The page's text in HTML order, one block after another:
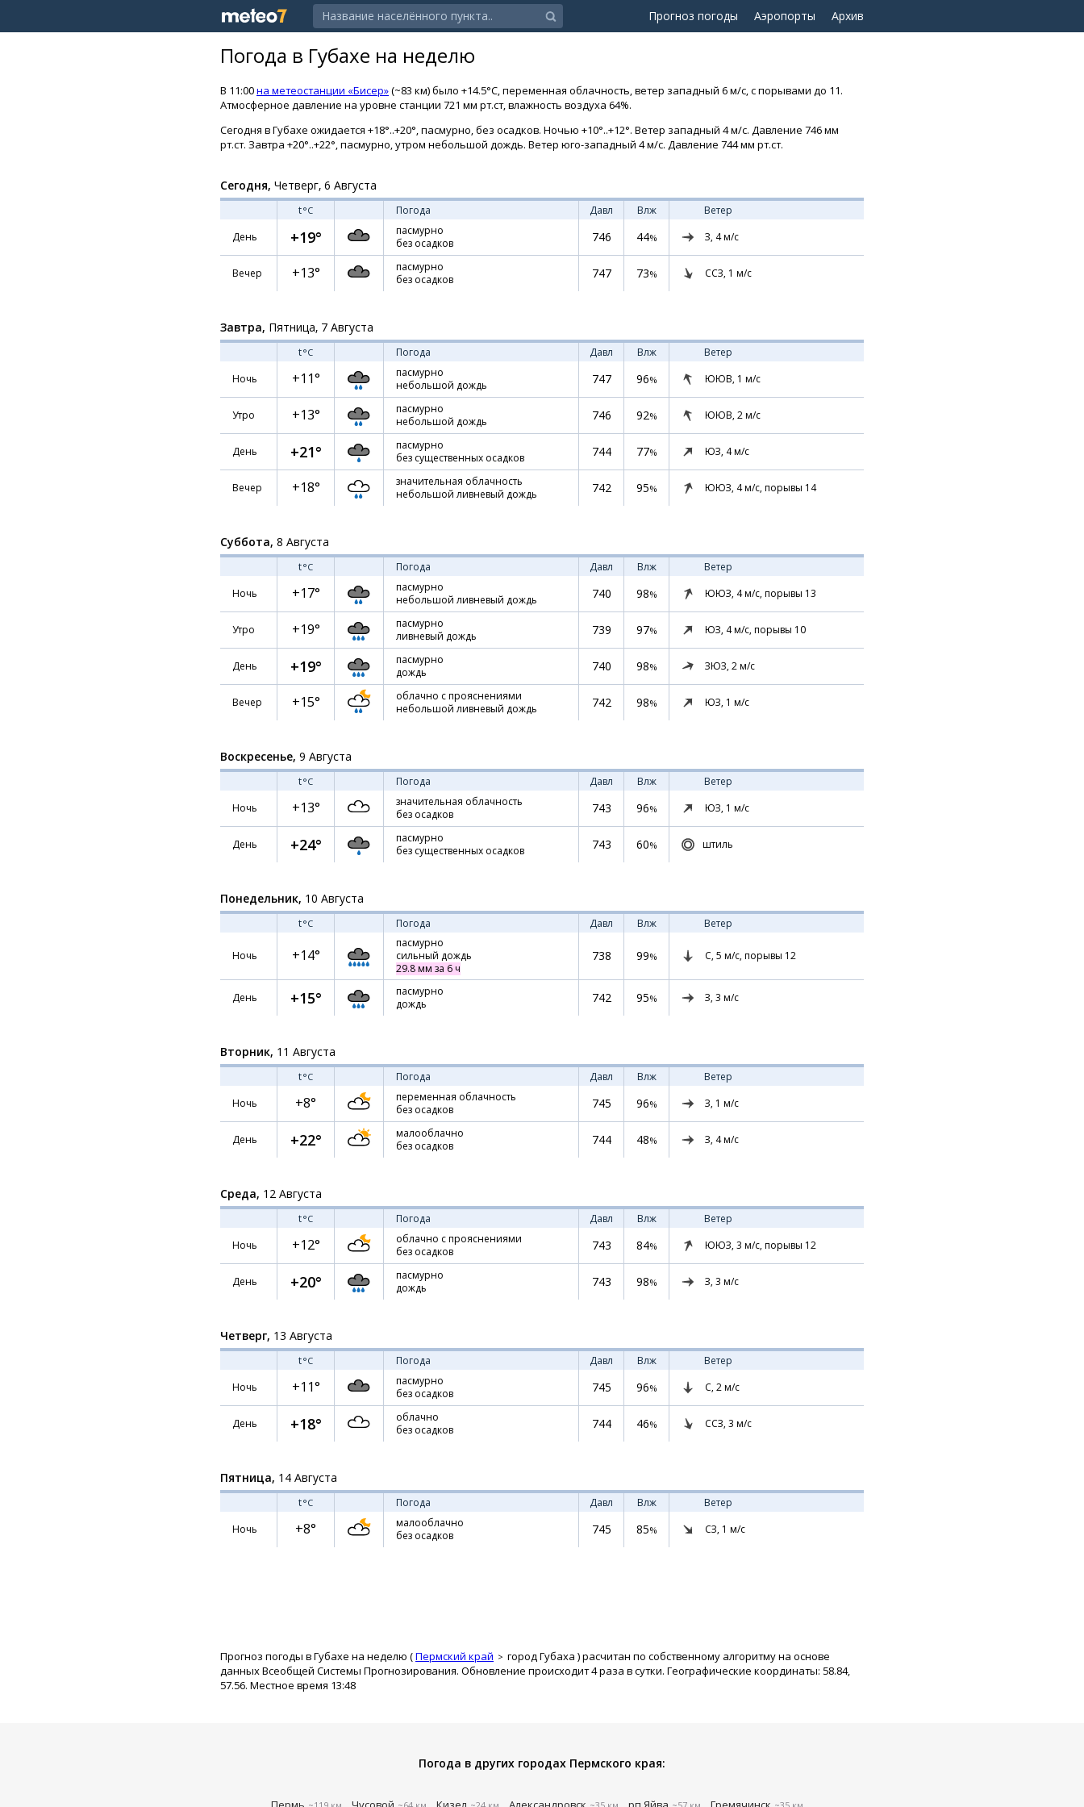
Прогноз погоды Аэропорты Архив
Погода в Губахе на неделю
В 11:00на метеостанции «Бисер»(~83 км) было +14.5°C, переменная облачность, ветер западный 6 м/с, с порывами до 11.
Атмосферное давление на уровне станции 721 мм рт.ст, влажность воздуха 64%.
Сегодня в Губахе ожидается +18°..+20°, пасмурно, без осадков. Ночью +10°..+12°. Ветер западный 4 м/с. Давление 746 мм
рт.ст. Завтра +20°..+22°, пасмурно, утром небольшой дождь. Ветер юго-западный 4 м/с. Давление 744 мм рт.ст.
Сегодня, Четверг, 6 Августа
t°C Погода Давл Влж
Ветер
День
+19°
пасмурно
без осадков
746 44% З, 4м/с
Вечер +13°
пасмурно
без осадков
747 73% ССЗ, 1 м/с
Завтра, Пятница, 7 Августа
t°C Погода Давл Влж
Ветер
Ночь
+11°
пасмурно
небольшой дождь
747 96% ЮЮВ, 1 м/с
Утро +13°
пасмурно
небольшой дождь
746 92% ЮЮВ, 2м/с
День +21°
пасмурно
без существенных осадков
744 77% ЮЗ, 4м/с
Вечер +18°
значительная облачность
небольшой ливневый дождь
742 95% ЮЮЗ, 4м/с, порывы 14
Суббота, 8 Августа
t°C Погода Давл Влж
Ветер
Ночь
+17°
пасмурно
небольшой ливневый дождь
740 98% ЮЮЗ, 4м/с, порывы 13
Утро +19°
пасмурно
ливневый дождь
739 97% ЮЗ, 4м/с, порывы 10
День +19°
пасмурно
дождь
740 98% ЗЮЗ, 2м/с
Вечер +15°
облачно с прояснениями
небольшой ливневый дождь
742 98% ЮЗ, 1 м/с
Воскресенье, 9 Августа
t°C Погода Давл Влж
Ветер
Ночь
+13°
значительная облачность
без осадков
743 96% ЮЗ, 1 м/с
День +24°
пасмурно
без существенных осадков
743 60% штиль
Понедельник, 10 Августа
t°C Погода Давл Влж Ветер
Ночь +14°
пасмурно
сильный дождь
29.8 мм за 6 ч
738 99% С, 5 м/с, порывы 12
День +15°
пасмурно
дождь
742 95% З, 3 м/с
Вторник, 11 Августа
t°C Погода Давл Влж
Ветер
Ночь
+8°
переменная облачность
без осадков
745 96% З, 1 м/с
День +22°
малооблачно
без осадков
744 48% З, 4м/с
Среда, 12 Августа
t°C Погода Давл Влж
Ветер
Ночь
+12°
облачно с прояснениями
без осадков
743 84% ЮЮЗ, 3 м/с, порывы 12
День +20°
пасмурно
дождь
743 98% З, 3 м/с
Четверг, 13 Августа
t°C Погода Давл Влж
Ветер
Ночь
+11°
пасмурно
без осадков
745 96% С, 2м/с
День +18°
облачно
без осадков
744 46% ССЗ, 3 м/с
Пятница, 14 Августа
t°C Погода Давл Влж
Ветер
Ночь
+8°
малооблачно
без осадков
745 85% СЗ, 1 м/с
Прогноз погоды в Губахе на неделю (Пермский край город Губаха ) расчитан по собственному алгоритму на основе
данных Всеобщей Системы Прогнозирования. Обновление происходит 4 раза в сутки. Географические координаты: 58.84,
57.56. Местное время 13:48
Погода в других городах Пермского края: